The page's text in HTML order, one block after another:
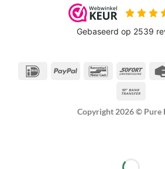
IDeal PayPal BancontactSofort
Copyright 2026 © Pure